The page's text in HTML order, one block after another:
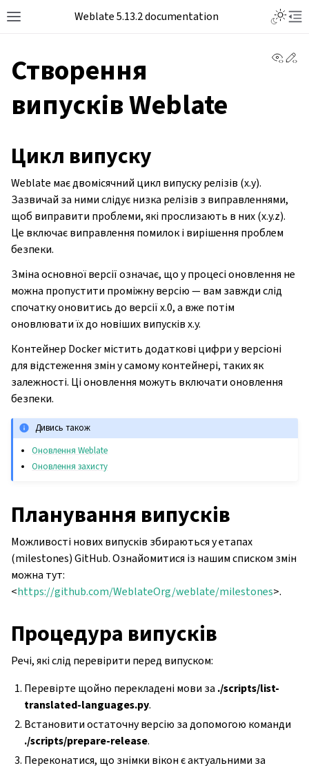
Toggle site navigation sidebar
Weblate 5.13.2 documentation
Створення
випусків Weblate
Цикл випуску
Weblate має двомісячний цикл випуску релізів (x.y).
Зазвичай за ними слідує низка релізів з виправленнями,
щоб виправити проблеми, які прослизають в них (x.y.z).
Це включає виправлення помилок і вирішення проблем
безпеки.
Зміна основної версії означає, що у процесі оновлення не
можна пропустити проміжну версію — вам завжди слід
спочатку оновитись до версії x.0, а вже потім
оновлювати їх до новіших випусків x.y.
Контейнер Docker містить додаткові цифри у версіоні
для відстеження змін у самому контейнері, таких як
залежності. Ці оновлення можуть включати оновлення
безпеки.
Дивись також
Оновлення Weblate
Оновлення захисту
Планування випусків
Можливості нових випусків збираються у етапах
(milestones) GitHub. Ознайомитися із нашим списком змін
можна тут:
<https://github.com/WeblateOrg/weblate/milestones>.
Процедура випусків
Речі, які слід перевірити перед випуском:
Перевірте щойно перекладені мови за ./scripts/list-
translated-languages.py.
Встановити остаточну версію за допомогою команди
./scripts/prepare-release.
Переконатися, що знімки вікон є актуальними за